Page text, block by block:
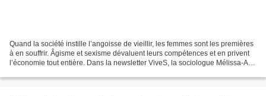
Quand la société instille l’angoisse de vieillir, les femmes sont les premières
à en souffrir. Âgisme et sexisme dévaluent leurs compétences et en privent
l’économie tout entière. Dans la newsletter ViveS, la sociologue Mélissa-Asli